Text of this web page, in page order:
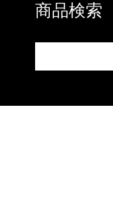
商品検索